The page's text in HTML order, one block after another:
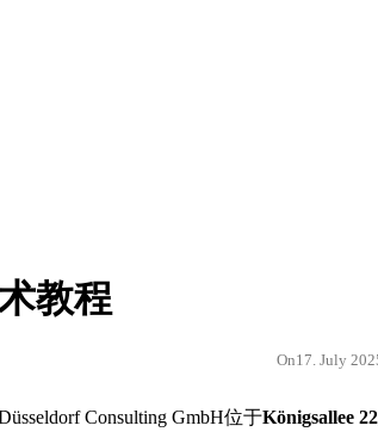
教程
On17. July
Consulting GmbH位于Königsallee